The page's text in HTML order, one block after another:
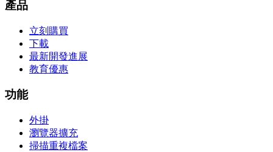
產品
立刻購買
下載
最新開發進展
教育優惠
功能
外掛
瀏覽器擴充
掃描重複檔案